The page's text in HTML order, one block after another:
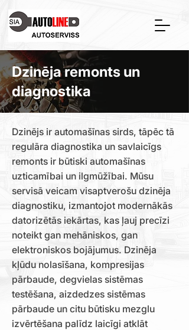
Dzinēja remonts un
diagnostika
Dzinējs ir automašīnas sirds, tāpēc tā
regulāra diagnostika un savlaicīgs
remonts ir būtiski automašīnas
uzticamībai un ilgmūžībai. Mūsu
servisā veicam visaptverošu dzinēja
diagnostiku, izmantojot modernākās
datorizētās iekārtas, kas ļauj precīzi
noteikt gan mehāniskos, gan
elektroniskos bojājumus. Dzinēja
kļūdu nolasīšana, kompresijas
pārbaude, degvielas sistēmas
testēšana, aizdedzes sistēmas
pārbaude un citu būtisku mezglu
izvērtēšana palīdz laicīgi atklāt